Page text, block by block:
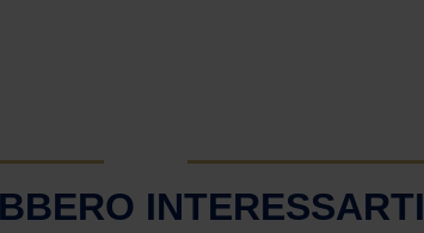
INTERESSARTI